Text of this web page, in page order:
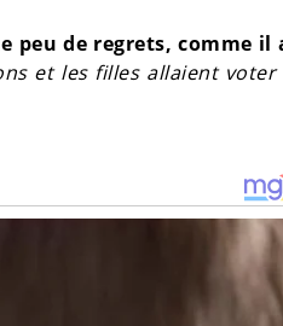
peu de regrets, comme il
et les filles allaient